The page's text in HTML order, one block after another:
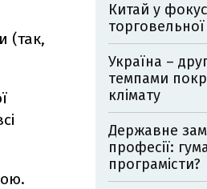
(так,
Китай у
Україна –
темпами
клімату
Державне
професії:
програмісти?